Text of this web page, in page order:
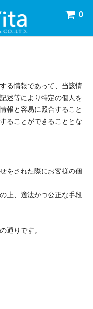
0
る情報であって、当該情
述等により特定の個人を
報と容易に照合すること
ることができることとな
をされた際にお客様の個
上、適法かつ公正な手段
通りです。